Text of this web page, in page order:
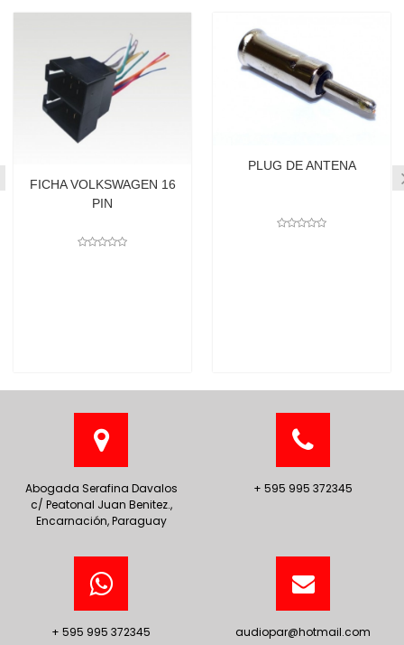
FICHA VOLKSWAGEN 16
PIN
PLUG DE ANTENA
Abogada Serafina Davalos
c/ Peatonal Juan Benitez.,
Encarnación, Paraguay
+ 595 995 372345
+ 595 995 372345 audiopar@hotmail.com